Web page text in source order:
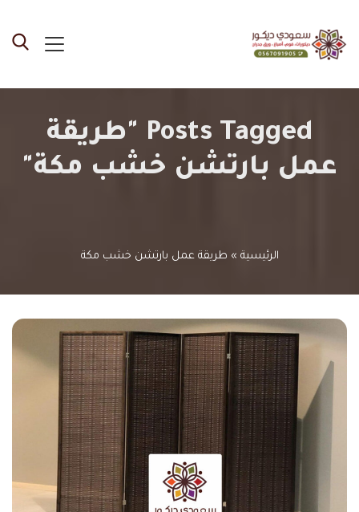
Posts Tagged "طريقة
عمل بارتشن خشب مكة"
الرئيسية » طريقة عمل بارتشن خشب مكة